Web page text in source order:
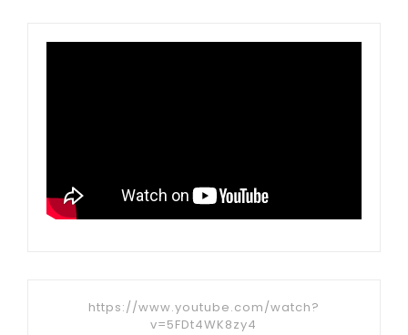
https://www.youtube.com/watch?
v=5FDt4WK8zy4